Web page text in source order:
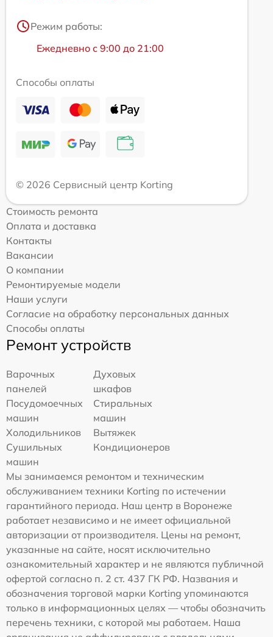
Режим работы:
Ежедневно с 9:00 до 21:00
Способы оплаты
© 2026 Сервисный центр Korting
Стоимость ремонта
Оплата и доставка
Контакты
Вакансии
О компании
Ремонтируемые модели
Наши услуги
Согласие на обработку персональных данных
Способы оплаты
Ремонт устройств
Варочных
панелей
Духовых
шкафов
Посудомоечных
машин
Стиральных
машин
Холодильников
Вытяжек
Сушильных
машин
Кондиционеров
Мы занимаемся ремонтом и техническим
обслуживанием техники Korting по истечении
гарантийного периода. Наш центр в Воронеже
работает независимо и не имеет официальной
авторизации от производителя. Цены на ремонт,
указанные на сайте, носят исключительно
ознакомительный характер и не являются публичной
офертой согласно п. 2 ст. 437 ГК РФ. Названия и
обозначения торговой марки Korting упоминаются
только в информационных целях — чтобы обозначить
перечень техники, с которой мы работаем. Наша